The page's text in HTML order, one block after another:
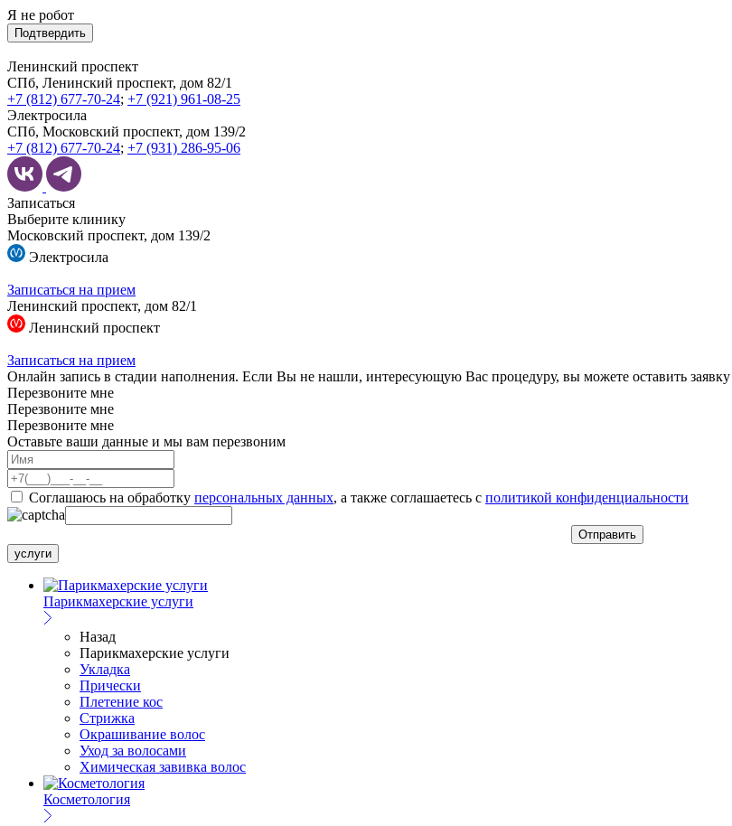
Я не робот
Подтвердить
Ленинский проспект
СПб, Ленинский проспект, дом 82/1
+7 (812) 677-70-24; +7 (921) 961-08-25
Электросила
СПб, Московский проспект, дом 139/2
+7 (812) 677-70-24; +7 (931) 286-95-06
Записаться
Выберите клинику
Московский проспект, дом 139/2
Электросила
Записаться на прием
Ленинский проспект, дом 82/1
Ленинский проспект
Записаться на прием
Онлайн запись в стадии наполнения. Если Вы не нашли, интересующую Вас процедуру, вы можете оставить
Перезвоните мне
Перезвоните мне
Перезвоните мне
Оставьте ваши данные и мы вам перезвоним
Соглашаюсь на обработку персональных данных, а также соглашаетесь c политикой конфиденциальности
услуги
Парикмахерские услуги
Назад
Парикмахерские услуги
Укладка
Прически
Плетение кос
Стрижка
Окрашивание волос
Уход за волосами
Химическая завивка волос
Косметология